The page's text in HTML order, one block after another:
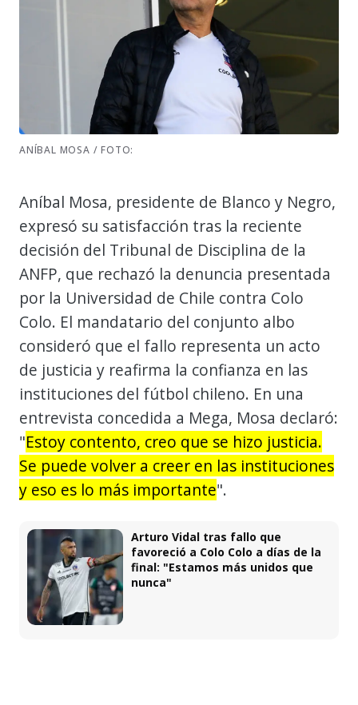
ANÍBAL MOSA / FOTO:
Aníbal Mosa, presidente de Blanco y Negro,
expresó su satisfacción tras la reciente
decisión del Tribunal de Disciplina de la
ANFP, que rechazó la denuncia presentada
por la Universidad de Chile contra Colo
Colo. El mandatario del conjunto albo
consideró que el fallo representa un acto
de justicia y reafirma la confianza en las
instituciones del fútbol chileno. En una
entrevista concedida a Mega, Mosa declaró:
"Estoy contento, creo que se hizo justicia.
Se puede volver a creer en las instituciones
y eso es lo más importante".
Arturo Vidal tras fallo que
favoreció a Colo Colo a días de la
final: "Estamos más unidos que
nunca"